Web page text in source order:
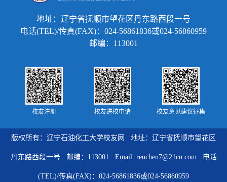
地址：辽宁省抚顺市望花区丹东路西段一号
电话(TEL)/传真(FAX)：024-56861836或024-56860959
邮编：113001
校友注册 校友进校申请 校友意见建议征集
版权所有：辽宁石油化工大学校友网 地址：辽宁省抚顺市望花区
丹东路西段一号 邮编：113001 Email: renchen7@21cn.com 电话
(TEL)/传真(FAX)：024-56861836或024-56860959